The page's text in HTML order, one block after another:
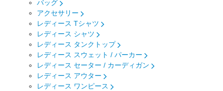
バッグ
アクセサリー
レディース Tシャツ
レディース シャツ
レディース タンクトップ
レディース スウェット / パーカー
レディース セーター / カーディガン
レディース アウター
レディース ワンピース